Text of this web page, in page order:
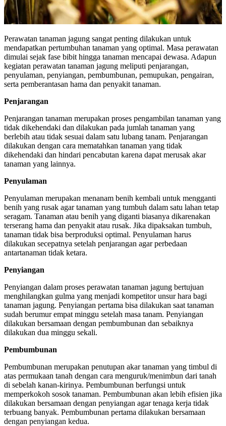
Perawatan tanaman jagung sangat penting dilakukan untuk
mendapatkan pertumbuhan tanaman yang optimal. Masa perawatan
dimulai sejak fase bibit hingga tanaman mencapai dewasa. Adapun
kegiatan perawatan tanaman jagung meliputi penjarangan,
penyulaman, penyiangan, pembumbunan, pemupukan, pengairan,
serta pemberantasan hama dan penyakit tanaman.
Penjarangan
Penjarangan tanaman merupakan proses pengambilan tanaman yang
tidak dikehendaki dan dilakukan pada jumlah tanaman yang
berlebih atau tidak sesuai dalam satu lubang tanam. Penjarangan
dilakukan dengan cara mematahkan tanaman yang tidak
dikehendaki dan hindari pencabutan karena dapat merusak akar
tanaman yang lainnya.
Penyulaman
Penyulaman merupakan menanam benih kembali untuk mengganti
benih yang rusak agar tanaman yang tumbuh dalam satu lahan tetap
seragam. Tanaman atau benih yang diganti biasanya dikarenakan
terserang hama dan penyakit atau rusak. Jika dipaksakan tumbuh,
tanaman tidak bisa berproduksi optimal. Penyulaman harus
dilakukan secepatnya setelah penjarangan agar perbedaan
antartanaman tidak ketara.
Penyiangan
Penyiangan dalam proses perawatan tanaman jagung bertujuan
menghilangkan gulma yang menjadi kompetitor unsur hara bagi
tanaman jagung. Penyiangan pertama bisa dilakukan saat tanaman
sudah berumur empat minggu setelah masa tanam. Penyiangan
dilakukan bersamaan dengan pembumbunan dan sebaiknya
dilakukan dua minggu sekali.
Pembumbunan
Pembumbunan merupakan penutupan akar tanaman yang timbul di
atas permukaan tanah dengan cara menguruk/menimbun dari tanah
di sebelah kanan-kirinya. Pembumbunan berfungsi untuk
memperkokoh sosok tanaman. Pembumbunan akan lebih efisien jika
dilakukan bersamaan dengan penyiangan agar tenaga kerja tidak
terbuang banyak. Pembumbunan pertama dilakukan bersamaan
dengan penyiangan kedua.